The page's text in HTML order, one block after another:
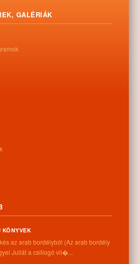
anyag
4.
GALÉRIÁK
KÖNYVEK
​az arab bordélyból (Az arab bordély
Juliát a csillogó vil�...